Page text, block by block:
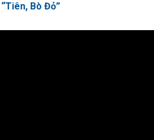
“Tiên, Bò Đỏ”